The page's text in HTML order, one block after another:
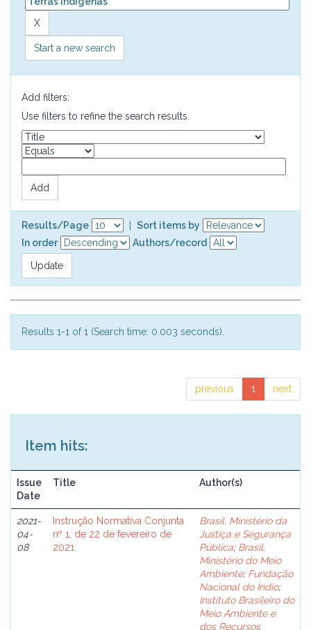
Start a new search
Add filters:
Use filters to refine the search results.
Results/Page
Sort items by
In order
Authors/record
Results 1-1 of 1 (Search time: 0.003 seconds).
previous 1 next
Item hits:
Issue
Date
Title Author(s)
2021-
04-
08
Instrução Normativa Conjunta
nº 1, de 22 de fevereiro de
2021
Brasil. Ministério da
Justiça e Segurança
Pública; Brasil.
Ministério do Meio
Ambiente; Fundação
Nacional do Índio;
Instituto Brasileiro do
Meio Ambiente e
dos Recursos